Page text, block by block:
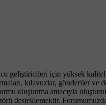
geliştiricileri için yüksek
kılavuzlar, gönderiler
oluşturma amacıyla
desteklemektir.